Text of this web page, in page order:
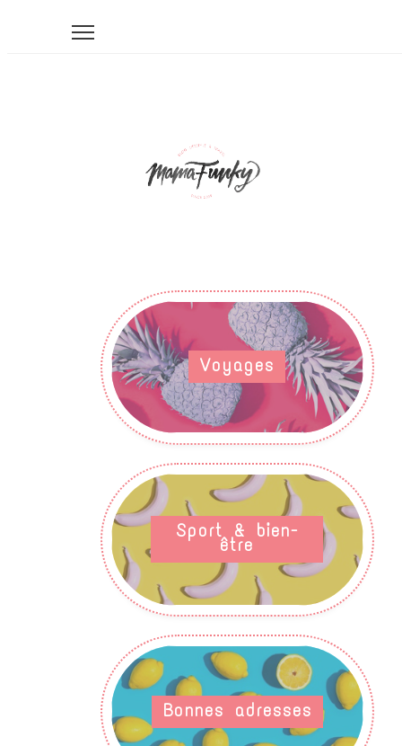
Voyages
Sport & bien-
être
Bonnes adresses